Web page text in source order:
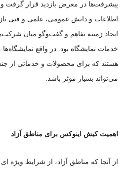
پیشرفت‌ها در معرض بازدید قرار
اطلاعات و دانش عمومی، علمی و فنی
ایجاد زمینه تفاهم و گفت‌وگو میان
خدمات نمایشگاه بود. در واقع نمایشگاه‌ها
هستند که برای محصولات و خدماتی از
می‌تواند بسیار موثر باشد.
اهمیت کیش اینوکس برای مناطق آزاد
از آنجا که مناطق آزاد، از شرایط ویژه